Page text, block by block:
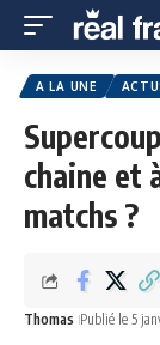
A LA UNE
chaine et
matchs ?
Thomas Publié le 5